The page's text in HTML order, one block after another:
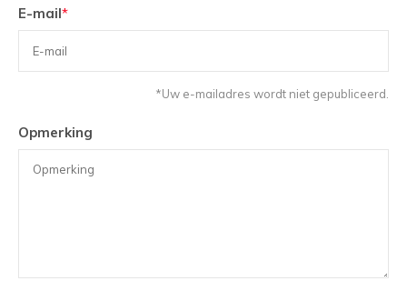
E-mail*
*Uw e-mailadres wordt niet gepubliceerd.
Opmerking